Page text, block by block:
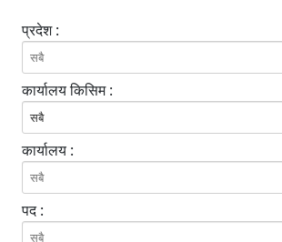
प्रदेश :
कार्यालय किसिम :
सबै
कार्यालय :
पद :